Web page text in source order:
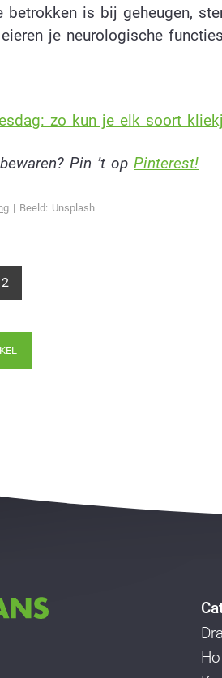
is bij geheugen,
je neurologische
zo kun je elk soort
Pin ’t op Pinterest!
| Beeld: Unsplash
2